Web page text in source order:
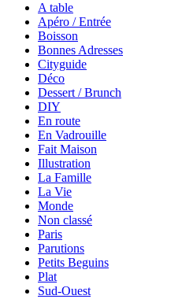
A table
Apéro / Entrée
Boisson
Bonnes Adresses
Cityguide
Déco
Dessert / Brunch
DIY
En route
En Vadrouille
Fait Maison
Illustration
La Famille
La Vie
Monde
Non classé
Paris
Parutions
Petits Beguins
Plat
Sud-Ouest